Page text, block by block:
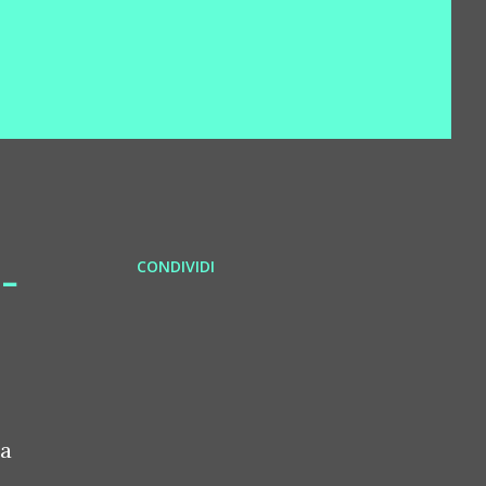
CONDIVIDI